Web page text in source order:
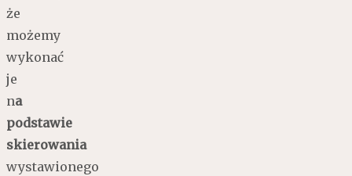
że
możemy
wykonać
je
na
podstawie
skierowania
wystawionego